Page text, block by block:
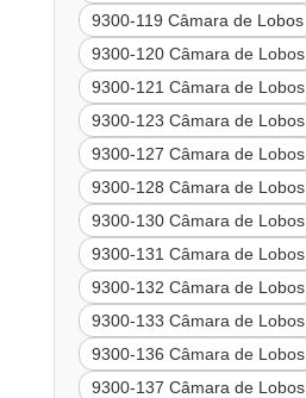
9300-119 Câmara de Lobos
9300-120 Câmara de Lobos
9300-121 Câmara de Lobos
9300-123 Câmara de Lobos
9300-127 Câmara de Lobos
9300-128 Câmara de Lobos
9300-130 Câmara de Lobos
9300-131 Câmara de Lobos
9300-132 Câmara de Lobos
9300-133 Câmara de Lobos
9300-136 Câmara de Lobos
9300-137 Câmara de Lobos